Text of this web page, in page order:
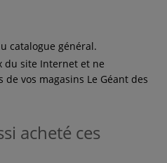
catalogue général.
du site Internet et ne
vos magasins Le Géant des
acheté ces